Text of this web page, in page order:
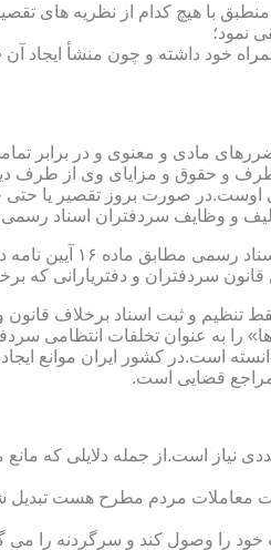
با هیچ کدام از نظریه های
نمود؛
خود داشته و چون منشأ ایجاد
مادی و معنوی و در برابر
و حقوق و مزایای وی از طرف
اوست.در صورت بروز تقصیر یا
و وظایف سردفتران اسناد
قانون سردفتران و دفتریارانی
را به عنوان تخلفات انتظامی
است.در کشور ایران موانع
قضایی است.
نیاز است.از جمله دلایلی که
معاملات مردم مطرح هست
را وصول کند و سرگردنه را می